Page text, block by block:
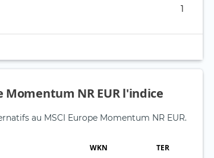
1
Momentum NR EUR l'indice
au MSCI Europe Momentum NR EUR.
WKN TER